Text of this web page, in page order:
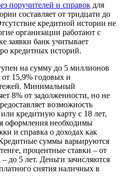
поручителей и справок для
составляет от тридцати до
кредитной истории не
организации работают с
заявки банк учитывает
кредитных историй.
на сумму до 5 миллионов
15,9% годовых и
Минимальный
8% от задолженности, но не
возможность
кредитную карту с 18 лет,
оформления необходимы
и справка о доходах как
суммы варьируются
процентные ставки – от
до 5 лет. Деньги зачисляются
снятия наличных в